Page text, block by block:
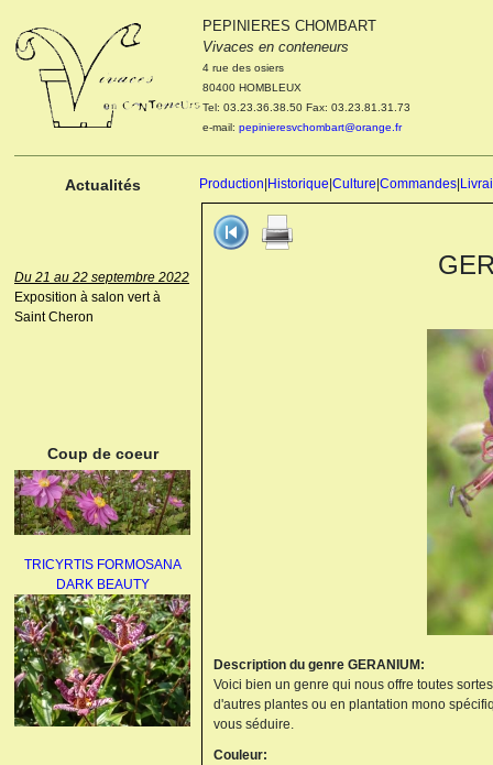
PEPINIERES CHOMBART
Vivaces en conteneurs
4 rue des osiers
80400 HOMBLEUX
Tel: 03.23.36.38.50 Fax: 03.23.81.31.73
e-mail: pepinieresvchombart@orange.fr
Actualités Production Historique Culture Commandes
Le 04 et 05 octobre 2022
Portes ouvertes de la
pépinière : Visite des
cultures, découverte des
nouveautés. Le rendez-vous
des passionnés Le mardi 04
Du 21 au 22 septembre 2022
Exposition à salon vert à
Saint Cheron
Coup de coeur
TRICYRTIS FORMOSANA
DARK BEAUTY
Description du genre GERANIUM:
Voici bien un genre qui nous offre toutes
d'autres plantes ou en plantation mono
vous séduire.
Couleur: